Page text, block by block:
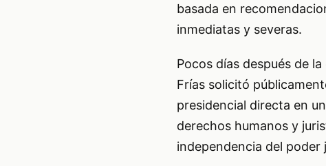
basada en
inmediatas y severas.
Pocos días después de
Frías solicitó
presidencial directa en
derechos humanos y
independencia del poder